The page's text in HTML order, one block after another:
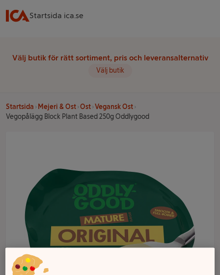
Startsida ica.se
Välj butik för rätt sortiment, pris och leveransalternativ
Välj butik
Startsida Mejeri & Ost Ost Vegansk Ost
Vegopålägg Block Plant Based 250g Oddlygood